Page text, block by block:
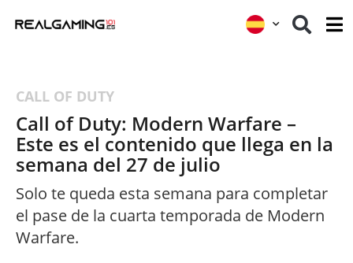
CALL OF DUTY
Call of Duty: Modern Warfare –
Este es el contenido que llega en la
semana del 27 de julio
Solo te queda esta semana para completar
el pase de la cuarta temporada de Modern
Warfare.